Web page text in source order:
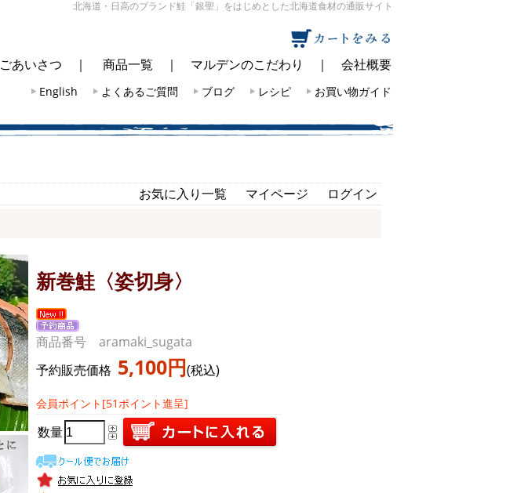
北海道・日高のブランド鮭「銀聖」をはじめとした北海道食材の通販サイト
ごあいさつ ｜ 商品一覧 ｜ マルデンのこだわり ｜ 会社概要
English よくあるご質問 ブログ レシピ お買い物ガイド
お気に入り一覧
マイページ ログイン
新巻鮭〈姿切身〉
商品番号 aramaki_sugata
予約販売価格 5,100円(税込)
会員ポイント[51ポイント進呈]
数量